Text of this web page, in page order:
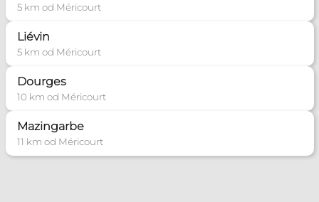
5 km od Méricourt
Liévin
5 km od Méricourt
Dourges
10 km od Méricourt
Mazingarbe
11 km od Méricourt